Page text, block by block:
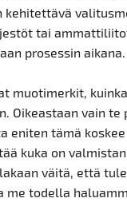
kehitettävä
tai
prosessin aikana.
muotimerkit,
Oikeastaan vain te
eniten tämä
kuka on
väitä, että
me todella